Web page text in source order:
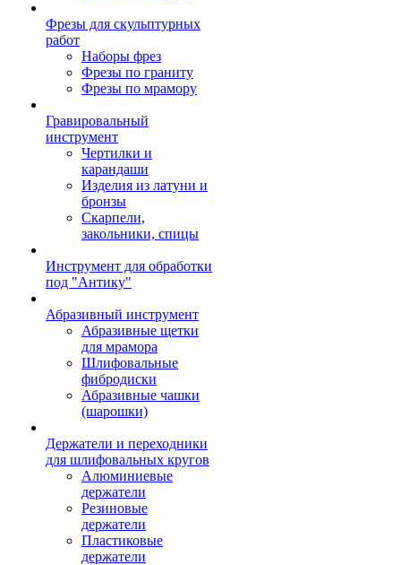
Фрезы для скульптурных
работ
Наборы фрез
Фрезы по граниту
Фрезы по мрамору
Гравировальный
инструмент
Чертилки и
карандаши
Изделия из латуни и
бронзы
Скарпели,
закольники, спицы
Инструмент для обработки
под "Антику"
Абразивный инструмент
Абразивные щетки
для мрамора
Шлифовальные
фибродиски
Абразивные чашки
(шарошки)
Держатели и переходники
для шлифовальных кругов
Алюминиевые
держатели
Резиновые
держатели
Пластиковые
держатели